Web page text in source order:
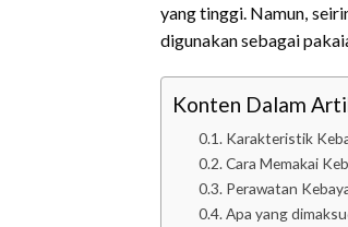
yang tinggi. Namun,
digunakan sebagai
Konten Dalam
Karakteristik
Cara Memakai
Perawatan
Apa yang